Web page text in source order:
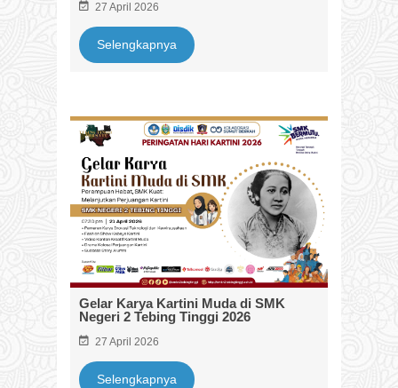
27 April 2026
Selengkapnya
Gelar Karya Kartini Muda di SMK
Negeri 2 Tebing Tinggi 2026
27 April 2026
Selengkapnya